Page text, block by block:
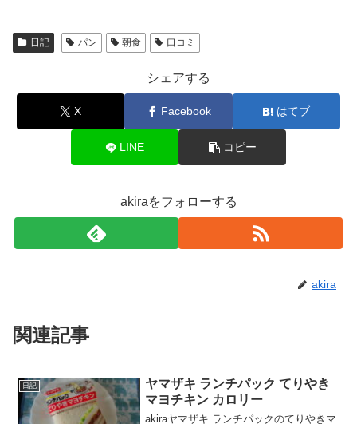
日記 パン 朝食 口コミ
シェアする
X Facebook はてブ
LINE コピー
akiraをフォローする
akira
関連記事
日記
ヤマザキ ランチパック てりやき
マヨチキン カロリー
akiraヤマザキ ランチパックのてりやきマ